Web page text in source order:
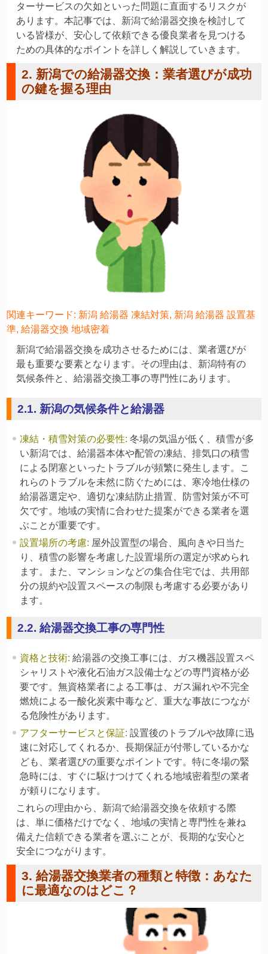
ターサービスの欠如といった問題に直面するリスクが
あります。本記事では、新潟で給湯器交換を検討して
いる皆様が、安心して依頼できる優良業者を見つける
ための具体的なポイントを詳しく解説していきます。
2. 新潟での給湯器交換：業者選びが成功
の鍵を握る理由
関連キーワード: 新潟 給湯器 凍結対策, 新潟 給湯器 設置基
準, 給湯器交換 地域密着
新潟で給湯器交換を成功させるためには、業者選びが
最も重要な要素となります。その理由は、新潟特有の
気候条件と、給湯器交換工事の専門性にあります。
2.1. 新潟の気候条件と給湯器
凍結・積雪対策の必要性: 冬場の気温が低く、積雪が多
い新潟では、給湯器本体や配管の凍結、排気口の積雪
による閉塞といったトラブルが頻繁に発生します。こ
れらのトラブルを未然に防ぐためには、寒冷地仕様の
給湯器選定や、適切な凍結防止措置、防雪対策が不可
欠です。地域の実情に合わせた提案ができる業者を選
ぶことが重要です。
設置場所の考慮: 屋外設置型の場合、風向きや日当た
り、積雪の影響を考慮した設置場所の選定が求められ
ます。また、マンションなどの集合住宅では、共用部
分の規約や設置スペースの制限も考慮する必要があり
ます。
2.2. 給湯器交換工事の専門性
資格と技術: 給湯器の交換工事には、ガス機器設置スペ
シャリストや液化石油ガス設備士などの専門資格が必
要です。無資格業者による工事は、ガス漏れや不完全
燃焼による一酸化炭素中毒など、重大な事故につなが
る危険性があります。
アフターサービスと保証: 設置後のトラブルや故障に迅
速に対応してくれるか、長期保証が付帯しているかな
ども、業者選びの重要なポイントです。特に冬場の緊
急時には、すぐに駆けつけてくれる地域密着型の業者
が頼りになります。
これらの理由から、新潟で給湯器交換を依頼する際
は、単に価格だけでなく、地域の実情と専門性を兼ね
備えた信頼できる業者を選ぶことが、長期的な安心と
安全につながります。
3. 給湯器交換業者の種類と特徴：あなた
に最適なのはどこ？